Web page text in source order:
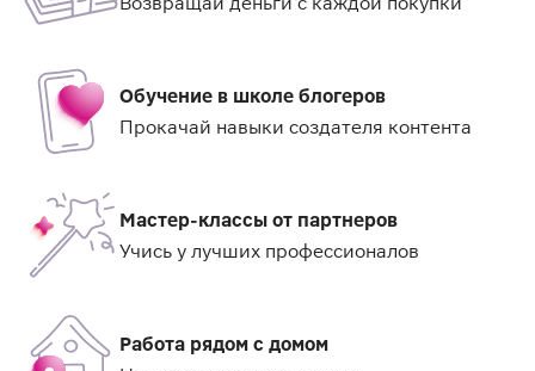
Обучение в школе блогеров
Прокачай навыки создателя контента
Мастер-классы от партнеров
Учись у лучших профессионалов
Работа рядом с домом